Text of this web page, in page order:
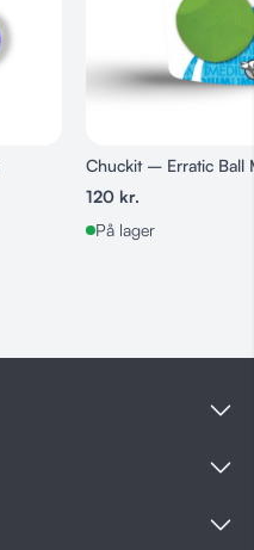
Chuckit – Erratic Ball
120kr.
På lager